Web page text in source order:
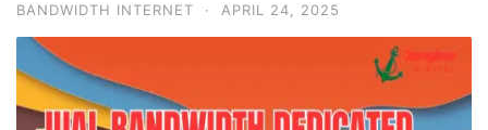
BANDWIDTH INTERNET · APRIL 24, 2025